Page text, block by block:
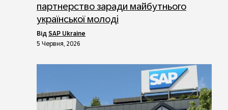
партнерство заради майбутнього
української молоді
від SAP Ukraine
5 Червня, 2026